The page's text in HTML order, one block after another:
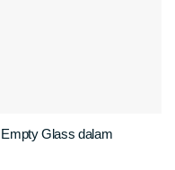
Glass dalam